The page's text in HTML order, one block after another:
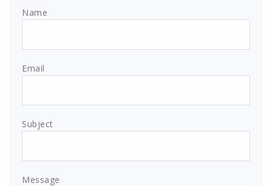
Name
Email
Subject
Message